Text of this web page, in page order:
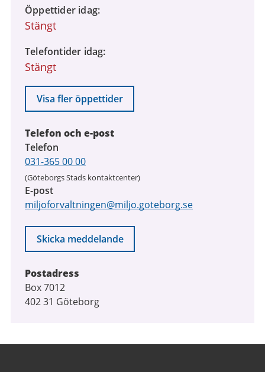
Öppettider idag
Stängt
Telefontider idag
Stängt
Visa fler öppettider
Telefon och e-post
Telefon
031-365 00 00
(Göteborgs Stads kontaktcenter)
E-post
miljoforvaltningen@miljo.goteborg.se
Skicka meddelande
Postadress
Box 7012
402 31 Göteborg